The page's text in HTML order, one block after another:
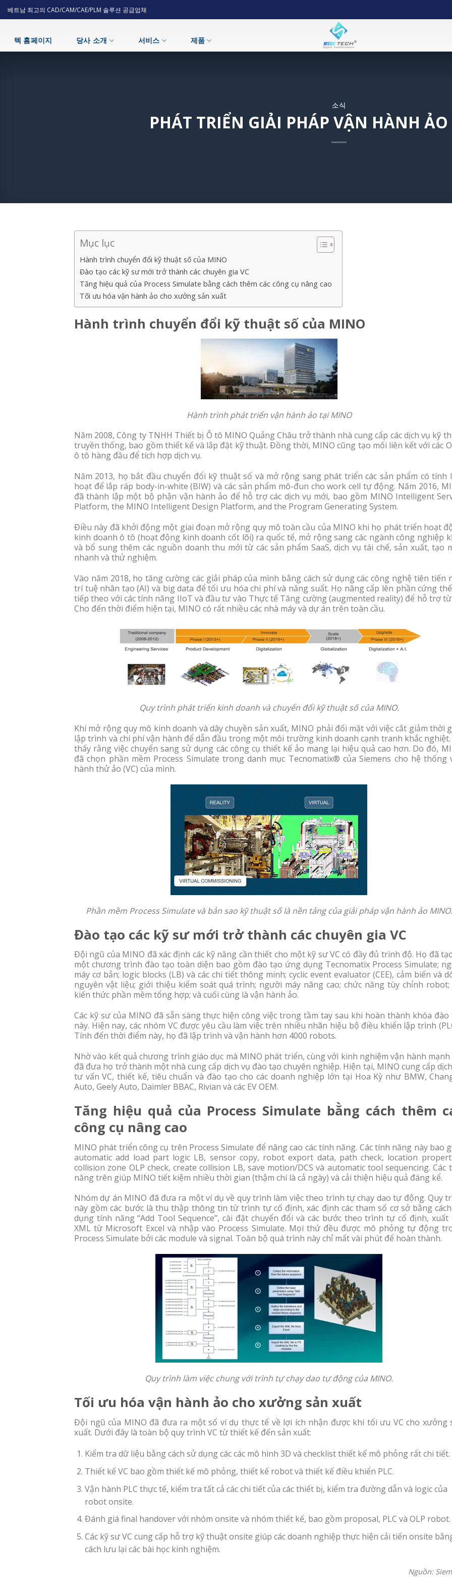
Skip
to
베트남 최고의 CAD/CAM/CAE/PLM 솔루션 공급업체
텍 홈페이지 당사 소개 서비스 제품
소식
PHÁT TRIỂN GIẢI PHÁP VẬN HÀNH
Mục lục
Hành trình chuyển đổi kỹ thuật số của MINO
Đào tạo các kỹ sư mới trở thành các chuyên gia VC
Tăng hiệu quả của Process Simulate bằng cách thêm các công cụ nâng cao
Tối ưu hóa vận hành ảo cho xưởng sản xuất
Hành trình chuyển đổi kỹ thuật số của MINO
Hành trình phát triển vận hành ảo tại MINO
Năm 2008, Công ty TNHH Thiết bị Ô tô MINO Quảng Châu trở thành nhà cung cấp các dịch vụ kỹ
truyền thống, bao gồm thiết kế và lắp đặt kỹ thuật. Đồng thời, MINO cũng tạo mối liên kết với các
ô tô hàng đầu để tích hợp dịch vụ.
Năm 2013, họ bắt đầu chuyển đổi kỹ thuật số và mở rộng sang phát triển các sản phẩm có tính
hoạt để lắp ráp body-in-white (BIW) và các sản phẩm mô-đun cho work cell tự động. Năm 2016,
đã thành lập một bộ phận vận hành ảo để hỗ trợ các dịch vụ mới, bao gồm MINO Intelligent
Platform, the MINO Intelligent Design Platform, and the Program Generating System.
Điều này đã khởi động một giai đoạn mở rộng quy mô toàn cầu của MINO khi họ phát triển hoạt
kinh doanh ô tô (hoạt động kinh doanh cốt lõi) ra quốc tế, mở rộng sang các ngành công nghiệp
và bổ sung thêm các nguồn doanh thu mới từ các sản phẩm SaaS, dịch vụ tái chế, sản xuất, tạo
nhanh và thử nghiệm.
Vào năm 2018, họ tăng cường các giải pháp của mình bằng cách sử dụng các công nghệ tiên tiến
trí tuệ nhân tạo (AI) và big data để tối ưu hóa chi phí và năng suất. Họ nâng cấp lên phần cứng
tiếp theo với các tính năng IIoT và đầu tư vào Thực tế Tăng cường (augmented reality) để hỗ trợ từ
Cho đến thời điểm hiện tại, MINO có rất nhiều các nhà máy và dự án trên toàn cầu.
Quy trình phát triển kinh doanh và chuyển đổi kỹ thuật số của MINO.
Khi mở rộng quy mô kinh doanh và dây chuyền sản xuất, MINO phải đối mặt với việc cắt giảm thời
lập trình và chi phí vận hành để dẫn đầu trong một môi trường kinh doanh cạnh tranh khắc
thấy rằng việc chuyển sang sử dụng các công cụ thiết kế ảo mang lại hiệu quả cao hơn. Do đó,
đã chọn phần mềm Process Simulate trong danh mục Tecnomatix® của Siemens cho hệ thống
hành thử ảo (VC) của mình.
Phần mềm Process Simulate và bản sao kỹ thuật số là nền tảng của giải pháp vận hành ảo MINO.
Đào tạo các kỹ sư mới trở thành các chuyên gia VC
Đội ngũ của MINO đã xác định các kỹ năng cần thiết cho một kỹ sư VC có đầy đủ trình độ. Họ đã
một chương trình đào tạo toàn diện bao gồm đào tạo ứng dụng Tecnomatix Process Simulate;
máy cơ bản; logic blocks (LB) và các chi tiết thông minh; cyclic event evaluator (CEE), cảm biến và
nguyên vật liệu; giới thiệu kiểm soát quá trình; người máy nâng cao; chức năng tùy chỉnh robot;
kiến thức phần mềm tổng hợp; và cuối cùng là vận hành ảo.
Các kỹ sư của MINO đã sẵn sàng thực hiện công việc trong tầm tay sau khi hoàn thành khóa đào
này. Hiện nay, các nhóm VC được yêu cầu làm việc trên nhiều nhãn hiệu bộ điều khiển lập trình
Tính đến thời điểm này, họ đã lập trình và vận hành hơn 4000 robots.
Nhờ vào kết quả chương trình giáo dục mà MINO phát triển, cùng với kinh nghiệm vận hành mạnh
đã đưa họ trở thành một nhà cung cấp dịch vụ đào tạo chuyên nghiệp. Hiện tại, MINO cung cấp
tư vấn VC, thiết kế, tiêu chuẩn và đào tạo cho các doanh nghiệp lớn tại Hoa Kỳ như BMW,
Auto, Geely Auto, Daimler BBAC, Rivian và các EV OEM.
Tăng hiệu quả của Process Simulate bằng cách thêm
công cụ nâng cao
MINO phát triển công cụ trên Process Simulate để nâng cao các tính năng. Các tính năng này bao
automatic add load part logic LB, sensor copy, robot export data, path check, location
collision zone OLP check, create collision LB, save motion/DCS và automatic tool sequencing. Các
năng trên giúp MINO tiết kiệm nhiều thời gian (thậm chí là cả ngày) và cải thiện hiệu quả đáng kể.
Nhóm dự án MINO đã đưa ra một ví dụ về quy trình làm việc theo trình tự chạy dao tự động. Quy
này gồm các bước là thu thập thông tin từ trình tự cố định, xác định các tham số cơ sở bằng
dụng tính năng “Add Tool Sequence”, cài đặt chuyển đổi và các bước theo trình tự cố định, xuất
XML từ Microsoft Excel và nhập vào Process Simulate. Mọi thứ đều được mô phỏng tự động
Process Simulate bởi các module và signal. Toàn bộ quá trình này chỉ mất vài phút để hoàn thành.
Quy trình làm việc chungvớitrình tự chạy dao tự độngcủa MINO.
Tối ưu hóa vận hành ảo cho xưởng sản xuất
Đội ngũ của MINO đã đưa ra một số ví dụ thực tế về lợi ích nhận được khi tối ưu VC cho xưởng
xuất. Dưới đây là toàn bộ quy trình VC từ thiết kế đến sản xuất:
Kiểm tra dữ liệu bằng cách sử dụng các các mô hình 3D và checklist thiết kế mô phỏng rất chi tiết.
Thiết kế VC bao gồm thiết kế mô phỏng, thiết kế robot và thiết kế điều khiển PLC.
Vận hành PLC thực tế, kiểm tra tất cả các chi tiết của các thiết bị, kiểm tra đường dẫn và logic của
robot onsite.
Đánh giá final handover với nhóm onsite và nhóm thiết kế, bao gồm proposal, PLC và OLP robot.
Các kỹ sư VC cung cấp hỗ trợ kỹ thuật onsite giúp các doanh nghiệp thực hiện cải tiến onsite
cách lưu lại các bài học kinh nghiệm.
Nguồn: